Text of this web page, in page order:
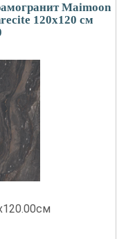
Maimoon
120х120 см